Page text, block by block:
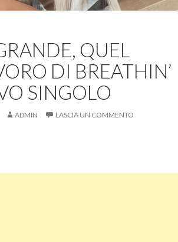
QUEL
DI BREATHIN’
SINGOLO
ADMIN LASCIA UN COMMENTO